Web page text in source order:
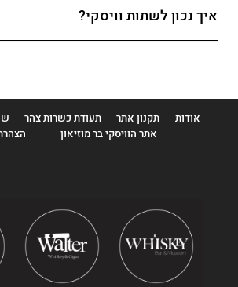
איך נכון לשתות וויסקי?
אודות תקנון אתר תעודת כשרות צהר
אתר הוויסקי בר מוזיאון